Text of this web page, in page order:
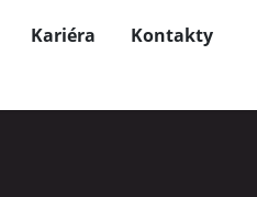
Kariéra Kontakty